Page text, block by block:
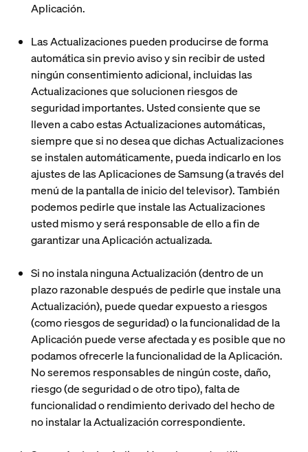
Aplicación.
Las Actualizaciones pueden producirse de forma
automática sin previo aviso y sin recibir de usted
ningún consentimiento adicional, incluidas las
Actualizaciones que solucionen riesgos de
seguridad importantes. Usted consiente que se
lleven a cabo estas Actualizaciones automáticas,
siempre que si no desea que dichas Actualizaciones
se instalen automáticamente, pueda indicarlo en los
ajustes de las Aplicaciones de Samsung (a través del
menú de la pantalla de inicio del televisor). También
podemos pedirle que instale las Actualizaciones
usted mismo y será responsable de ello a fin de
garantizar una Aplicación actualizada.
Si no instala ninguna Actualización (dentro de un
plazo razonable después de pedirle que instale una
Actualización), puede quedar expuesto a riesgos
(como riesgos de seguridad) o la funcionalidad de la
Aplicación puede verse afectada y es posible que no
podamos ofrecerle la funcionalidad de la Aplicación.
No seremos responsables de ningún coste, daño,
riesgo (de seguridad o de otro tipo), falta de
funcionalidad o rendimiento derivado del hecho de
no instalar la Actualización correspondiente.